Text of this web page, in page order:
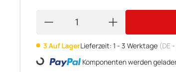
3 Auf LagerLieferzeit: 1 - 3 Werktage (DE
Komponenten werden